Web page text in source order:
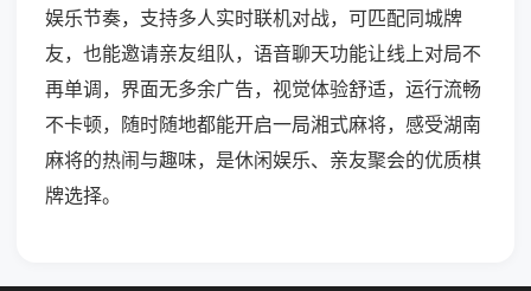
娱乐节奏，支持多人实时联机对战，可匹配同城牌
友，也能邀请亲友组队，语音聊天功能让线上对局不
再单调，界面无多余广告，视觉体验舒适，运行流畅
不卡顿，随时随地都能开启一局湘式麻将，感受湖南
麻将的热闹与趣味，是休闲娱乐、亲友聚会的优质棋
牌选择。